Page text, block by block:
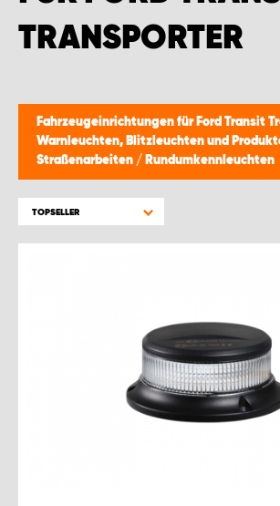
TRANSPORTER
Fahrzeugeinrichtungen für Ford Transit
Warnleuchten, Blitzleuchten und
Straßenarbeiten / Rundumkennleuchten
TOPSELLER
WORK SYSTEM BRÜSSEL
WORK SYSTEM NAMEN
WORK SYSTEM WORK SYSTEM BRÜGGE